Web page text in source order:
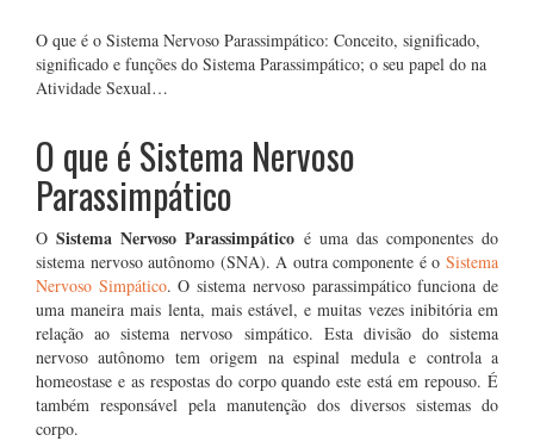
O que é o Sistema Nervoso Parassimpático: Conceito, significado,
significado e funções do Sistema Parassimpático; o seu papel do na
Atividade Sexual…
O que é Sistema Nervoso
Parassimpático
OSistema Nervoso Parassimpático é uma das componentes do
sistema nervoso autônomo (SNA). A outra componente é o Sistema
Nervoso Simpático. O sistema nervoso parassimpático funciona de
uma maneira mais lenta, mais estável, e muitas vezes inibitória em
relação ao sistema nervoso simpático. Esta divisão do sistema
nervoso autônomo tem origem na espinal medula e controla a
homeostase e as respostas do corpo quando este está em repouso. É
também responsável pela manutenção dos diversos sistemas do
corpo.